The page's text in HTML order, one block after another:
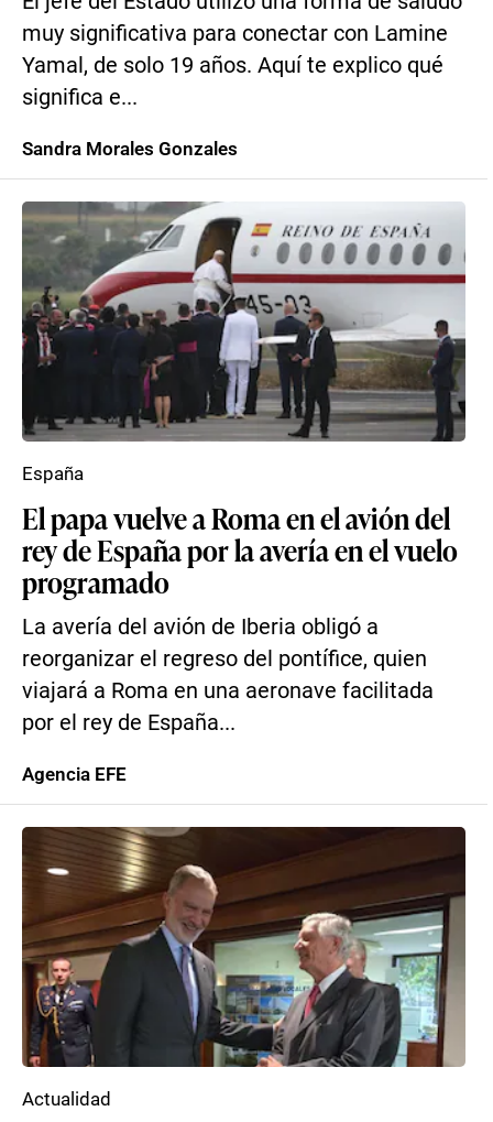
muy significativa para conectar con Lamine
Yamal, de solo 19 años. Aquí te explico qué
significa e...
Sandra Morales Gonzales
El papa vuelve a Roma en el avión del
rey de España por la avería en el vuelo
programado
La avería del avión de Iberia obligó a
reorganizar el regreso del pontífice, quien
viajará a Roma en una aeronave facilitada
por el rey de España...
España
Agencia EFE
Actualidad